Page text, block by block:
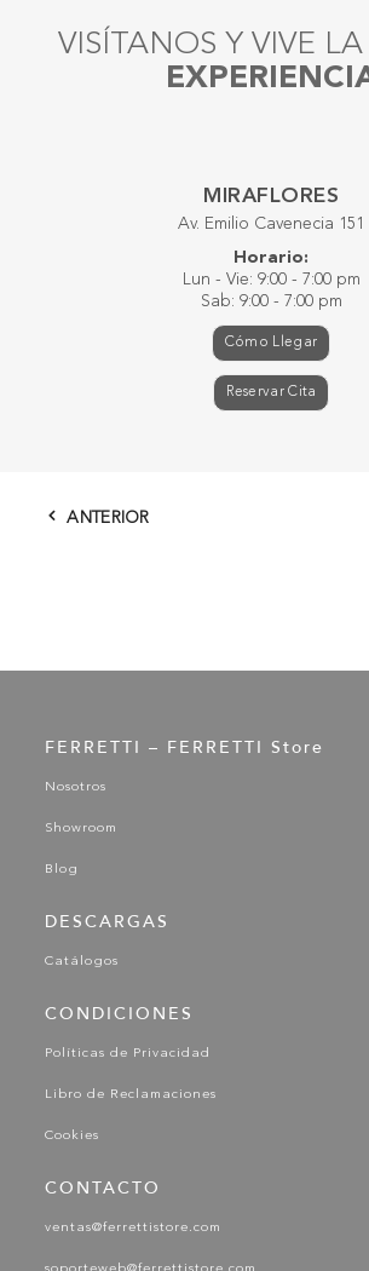
VISÍTANOS Y VIVE LA
MIRAFLORES
Av. Emilio Cavenecia 151
Horario:
Lun - Vie: 9:00 - 7:00 pm
Sab: 9:00 - 7:00 pm
Cómo Llegar
Reservar Cita
ANTERIOR
FERRETTI – FERRETTI Store
Nosotros
Showroom
Blog
DESCARGAS
Catálogos
CONDICIONES
Políticas de Privacidad
Libro de Reclamaciones
Cookies
CONTACTO
ventas@ferrettistore.com